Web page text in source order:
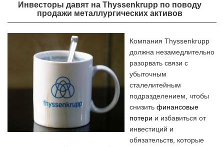
Инвесторы давят на Thyssenkrupp по поводу
продажи металлургических активов
Компания Thyssenkrupp
должна незамедлительно
разорвать связи с
убыточным
сталелитейным
подразделением, чтобы
снизить финансовые
потери и избавиться от
инвестиций и
обязательств, которые